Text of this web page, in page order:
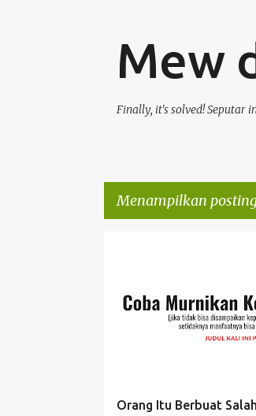
Mew
Finally, it's solved! Seputar
Menampilkan
Orang Itu Berbuat